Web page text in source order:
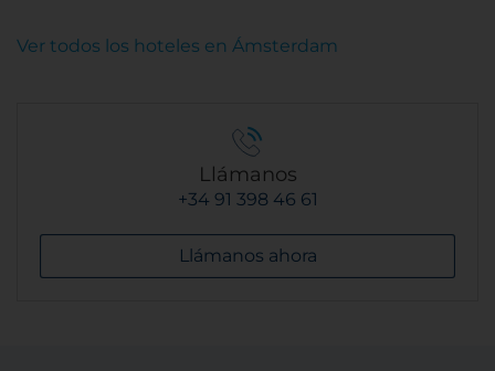
Ver todos los hoteles en Ámsterdam
Llámanos
+34 91 398 46 61
Llámanos ahora